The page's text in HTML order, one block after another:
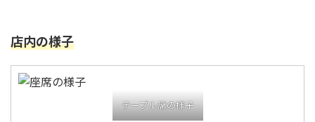
店内の様子
テーブル席の様子